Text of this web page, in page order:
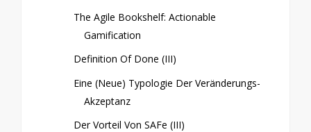
The Agile Bookshelf: Actionable
Gamification
Definition Of Done (III)
Eine (neue) Typologie Der Veränderungs-
Akzeptanz
Der Vorteil Von SAFe (III)